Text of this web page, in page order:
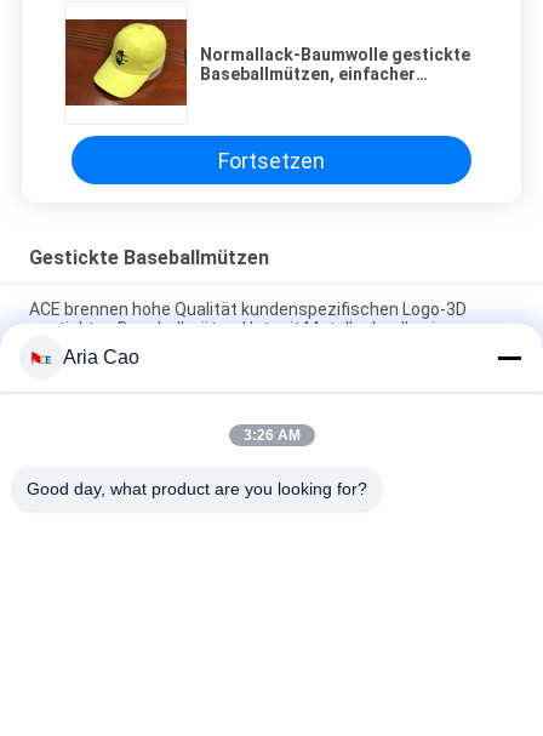
Normallack-Baumwolle gestickte
Baseballmützen, einfacher
Fortsetzen
Gestickte Baseballmützen
ACE brennen hohe Qualität kundenspezifischen Logo-3D
gestickten Baseballmütze-Hut mit Metallschnalle ein
unstrukturierter Vati-Hut 100% des Polyester-6
Fernlastfahrer gebogene Platten-Vati-Kappe des Rand-sechs
Aria Cao
3:26 AM
Good day, what product are you looking for?